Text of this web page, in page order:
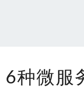
6种微服